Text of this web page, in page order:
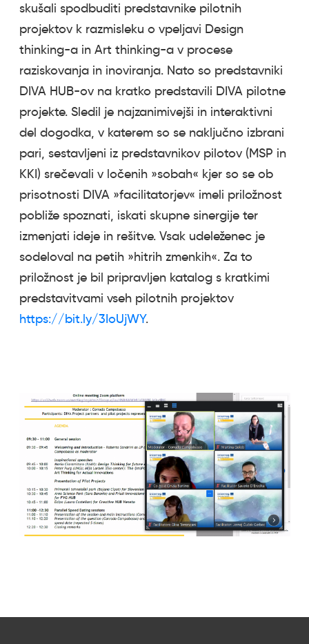
skušali spodbuditi predstavnike pilotnih
projektov k razmisleku o vpeljavi Design
thinking-a in Art thinking-a v procese
raziskovanja in inoviranja. Nato so predstavniki
DIVA HUB-ov na kratko predstavili DIVA pilotne
projekte. Sledil je najzanimivejši in interaktivni
del dogodka, v katerem so se naključno izbrani
pari, sestavljeni iz predstavnikov pilotov (MSP in
KKI) srečevali v ločenih »sobah« kjer so se ob
prisotnosti DIVA »facilitatorjev« imeli priložnost
pobliže spoznati, iskati skupne sinergije ter
izmenjati ideje in rešitve. Vsak udeleženec je
sodeloval na petih »hitrih zmenkih«. Za to
priložnost je bil pripravljen katalog s kratkimi
predstavitvami vseh pilotnih projektov
https://bit.ly/3IoUjWY.